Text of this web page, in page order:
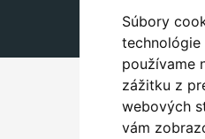
Súbory
technológie
používame
zážitku z
webových
vám